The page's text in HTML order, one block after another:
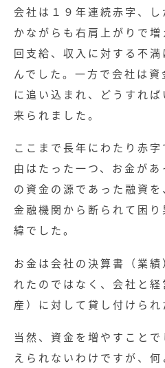
会社は１９年連続赤字、
かながらも右肩上がりで増
回支給、収入に対する不
んでした。一方で会社は
に追い込まれ、どうすれ
来られました。
ここまで長年にわたり赤
由はたった一つ、お金が
の資金の源であった融資
金融機関から断られて困
緯でした。
お金は会社の決算書（業
れたのではなく、会社と
産）に対して貸し付けられ
当然、資金を増やすこと
えられないわけですが、